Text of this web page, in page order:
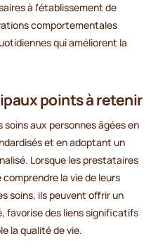
à l'établissement de
comportementales
qui améliorent la
points à retenir
aux personnes âgées en
et en adoptant un
Lorsque les prestataires
la vie de leurs
soins, ils peuvent offrir un
favorise des liens significatifs
la qualité de vie.